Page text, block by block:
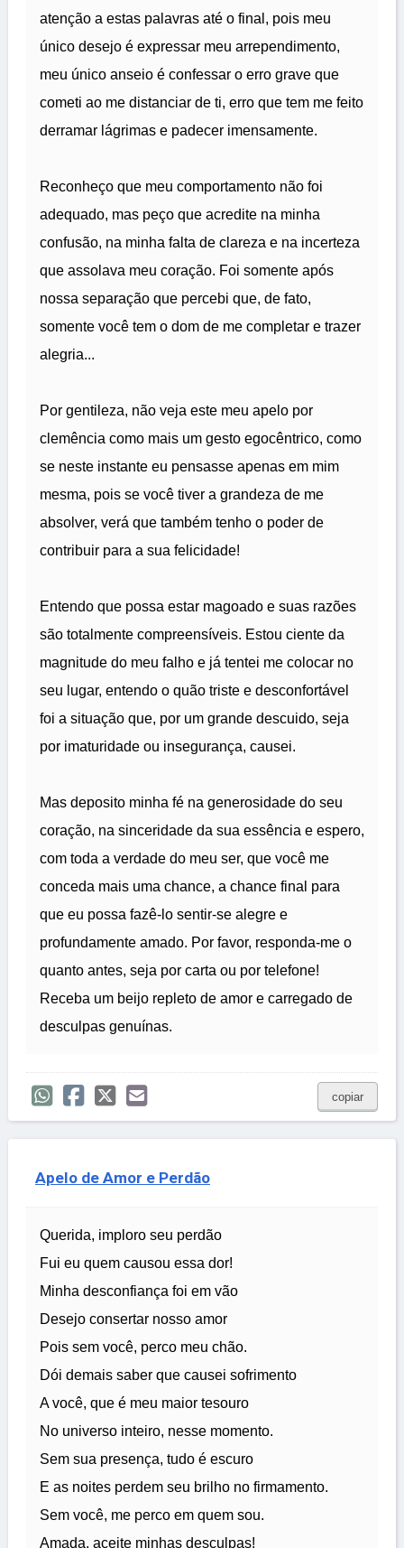
atenção a estas palavras até o final, pois meu
único desejo é expressar meu arrependimento,
meu único anseio é confessar o erro grave que
cometi ao me distanciar de ti, erro que tem me feito
derramar lágrimas e padecer imensamente.
Reconheço que meu comportamento não foi
adequado, mas peço que acredite na minha
confusão, na minha falta de clareza e na incerteza
que assolava meu coração. Foi somente após
nossa separação que percebi que, de fato,
somente você tem o dom de me completar e trazer
alegria...
Por gentileza, não veja este meu apelo por
clemência como mais um gesto egocêntrico, como
se neste instante eu pensasse apenas em mim
mesma, pois se você tiver a grandeza de me
absolver, verá que também tenho o poder de
contribuir para a sua felicidade!
Entendo que possa estar magoado e suas razões
são totalmente compreensíveis. Estou ciente da
magnitude do meu falho e já tentei me colocar no
seu lugar, entendo o quão triste e desconfortável
foi a situação que, por um grande descuido, seja
por imaturidade ou insegurança, causei.
Mas deposito minha fé na generosidade do seu
coração, na sinceridade da sua essência e espero,
com toda a verdade do meu ser, que você me
conceda mais uma chance, a chance final para
que eu possa fazê-lo sentir-se alegre e
profundamente amado. Por favor, responda-me o
quanto antes, seja por carta ou por telefone!
Receba um beijo repleto de amor e carregado de
desculpas genuínas.
copiar
Apelo de Amor e Perdão
Querida, imploro seu perdão
Fui eu quem causou essa dor!
Minha desconfiança foi em vão
Desejo consertar nosso amor
Pois sem você, perco meu chão.
Dói demais saber que causei sofrimento
A você, que é meu maior tesouro
No universo inteiro, nesse momento.
Sem sua presença, tudo é escuro
E as noites perdem seu brilho no firmamento.
Sem você, me perco em quem sou.
Amada, aceite minhas desculpas!